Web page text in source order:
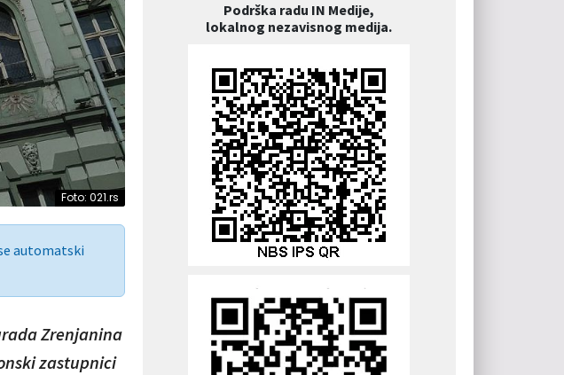
Foto: 021.rs
automatski
Zrenjanina
zastupnici
Podrška radu IN Medije,
lokalnog nezavisnog medija.